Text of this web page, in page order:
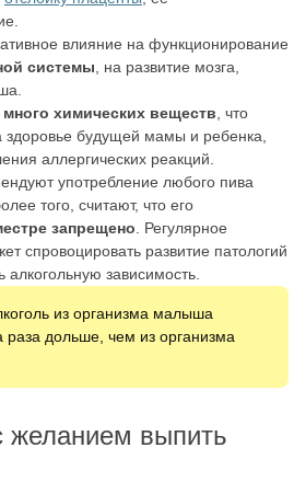
влияние на функционирование
системы , на развитие мозга,
много химических веществ , что
здоровье будущей мамы и ребенка,
аллергических реакций.
употребление любого пива
того, считают, что его
запрещено . Регулярное
спровоцировать развитие патологий
зависимость.
из организма малыша
раза дольше, чем из организма
желанием выпить